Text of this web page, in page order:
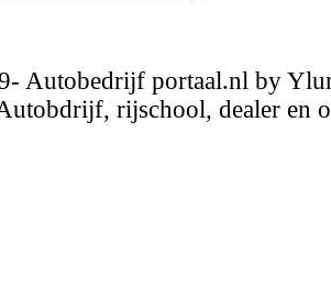
Autobedrijf portaal.nl by
rijschool, dealer en